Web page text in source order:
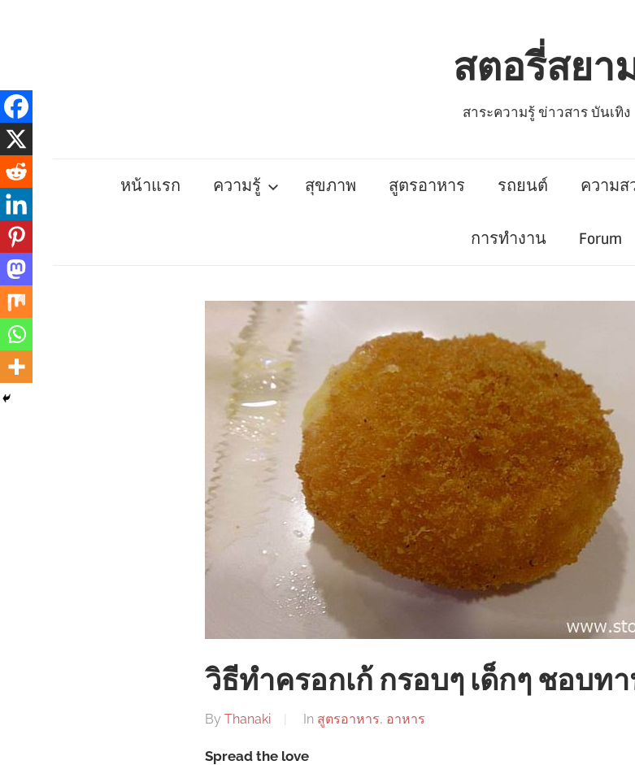
สตอรี่สยา
สาระความรู้ ข่าวสาร บันเทิง
หน้าแรก ความรู้ สุขภาพ สูตรอาหาร รถยนต์ ความส
การทำงาน Forum
วิธีทำครอกเก้ กรอบๆ เด็กๆ ชอบท
By Thanaki In สูตรอาหาร, อาหาร
Spread the love